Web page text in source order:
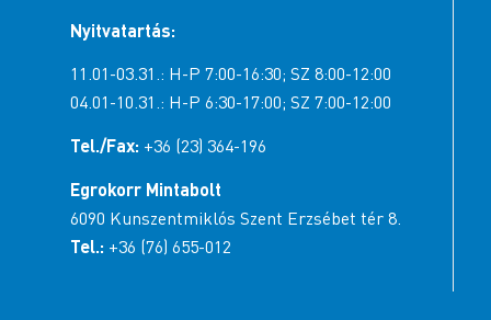
Nyitvatartás:
11.01-03.31.: H-P 7:00-16:30; SZ 8:00-12:00
04.01-10.31.: H-P 6:30-17:00; SZ 7:00-12:00
Tel./Fax: +36 (23) 364-196
Egrokorr Mintabolt
6090 Kunszentmiklós Szent Erzsébet tér 8.
Tel.: +36 (76) 655-012